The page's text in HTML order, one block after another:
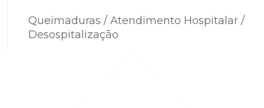
Queimaduras / Atendimento Hospitalar /
Desospitalização